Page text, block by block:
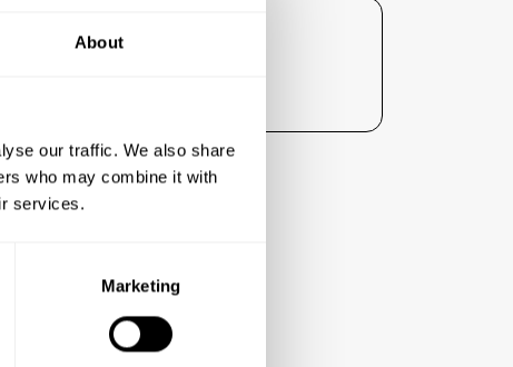
About
our traffic. We also share
who may combine it with
services.
Marketing